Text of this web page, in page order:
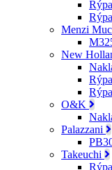
Menzi
New
O&K
Palazzani
Takeuchi